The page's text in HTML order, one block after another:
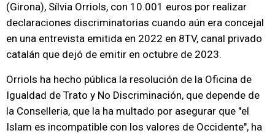
(Girona), Sílvia Orriols, con 10.001 euros por realizar
declaraciones discriminatorias cuando aún era concejal
en una entrevista emitida en 2022 en 8TV, canal privado
catalán que dejó de emitir en octubre de 2023.
Orriols ha hecho pública la resolución de la Oficina de
Igualdad de Trato y No Discriminación, que depende de
la Conselleria, que la ha multado por asegurar que "el
Islam es incompatible con los valores de Occidente", ha